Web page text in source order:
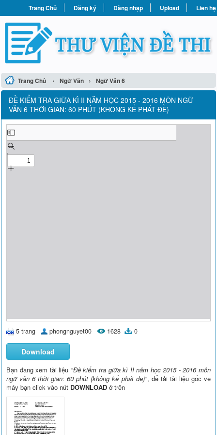
Trang Chủ Đăng ký Đăng nhập Upload Liên hệ
Trang Chủ › Ngữ Văn › Ngữ Văn 6
ĐỀ KIỂM TRA GIỮA KÌ II NĂM HỌC 2015 - 2016 MÔN NGỮ
VĂN 6 THỜI GIAN: 60 PHÚT (KHÔNG KỂ PHÁT ĐỀ)
5 trang phongnguyet00 1628 0
Download
Bạn đang xem tài liệu "Đề kiểm tra giữa kì II năm học 2015 - 2016 môn
ngữ văn 6 thời gian: 60 phút (không kể phát đề)", để tải tài liệu gốc về
máy bạn click vào nút DOWNLOAD ở trên